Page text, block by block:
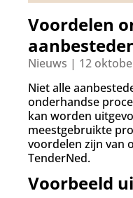
Voordelen
Nieuws | 12
Niet alle
onderhandse
kan worden
meestgebruikte
voordelen zijn van
TenderNed.
Voorbeeld